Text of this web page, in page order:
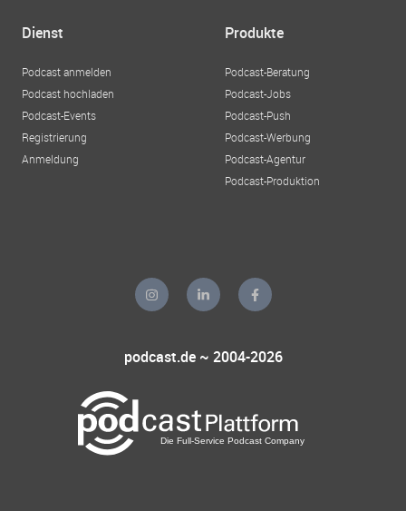
Dienst
Podcast anmelden
Podcast hochladen
Podcast-Events
Registrierung
Anmeldung
Produkte
Podcast-Beratung
Podcast-Jobs
Podcast-Push
Podcast-Werbung
Podcast-Agentur
Podcast-Produktion
podcast.de ~ 2004-2026